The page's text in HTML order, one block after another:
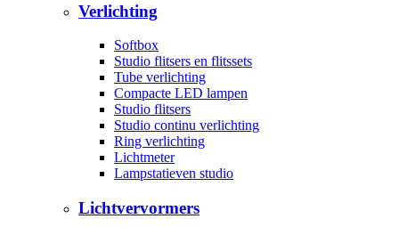
Verlichting
Softbox
Studio flitsers en flitssets
Tube verlichting
Compacte LED lampen
Studio flitsers
Studio continu verlichting
Ring verlichting
Lichtmeter
Lampstatieven studio
Lichtvervormers